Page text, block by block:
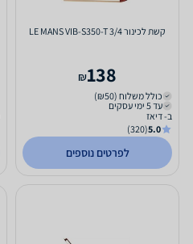
קשת לכינור 3/4 LE MANS VIB-S350-T
138
₪
כולל משלוח (₪50)
עד 5 ימי עסקים
ב- דיאז
5.0
(320)
לפרטים נוספים